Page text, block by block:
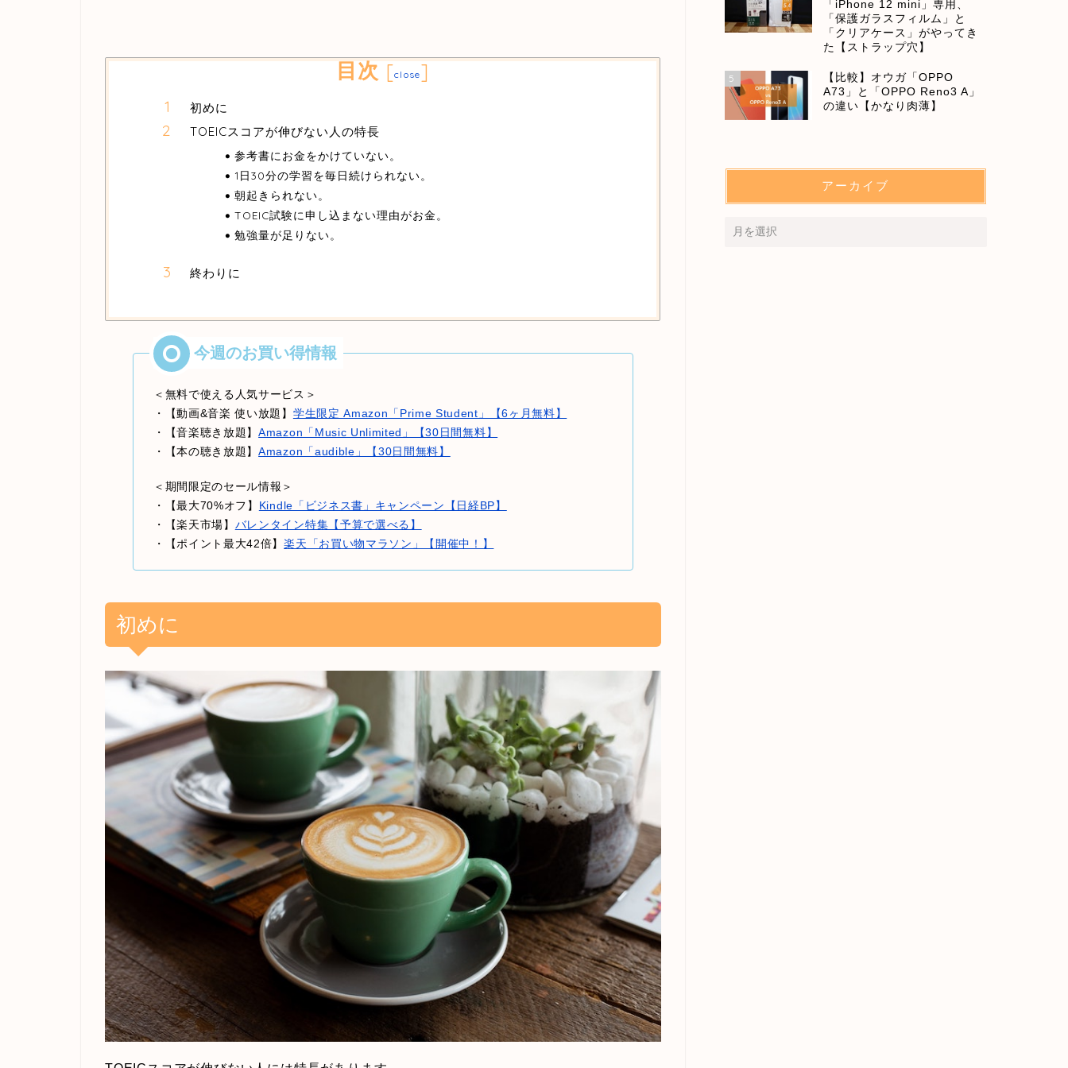
目次 [close]
初めに
TOEICスコアが伸びない人の特長
参考書にお金をかけていない。
1日30分の学習を毎日続けられない。
朝起きられない。
TOEIC試験に申し込まない理由がお金。
勉強量が足りない。
終わりに
＜無料で使える人気サービス＞
・【動画&音楽 使い放題】 学生限定 Amazon「Prime Student」【6ヶ月無料】
・【音楽聴き放題】Amazon「Music Unlimited」【30日間無料】
・【本の聴き放題】Amazon「audible」【30日間無料】
＜期間限定のセール情報＞
・【最大70%オフ】
Kindle「ビジネス書」キャンペーン【日経BP】
・【楽天市場】 バレンタイン特集【予算で選べる】
・【ポイント最大42倍】楽天「お買い物マラソン」【開催中！】
初めに
「iPhone 12 mini」専用、
「保護ガラスフィルム」と
「クリアケース」がやってき
た【ストラップ穴】
5
【比較】オウガ「OPPO
A73」と「OPPO Reno3 A」
の違い【かなり肉薄】
アーカイブ